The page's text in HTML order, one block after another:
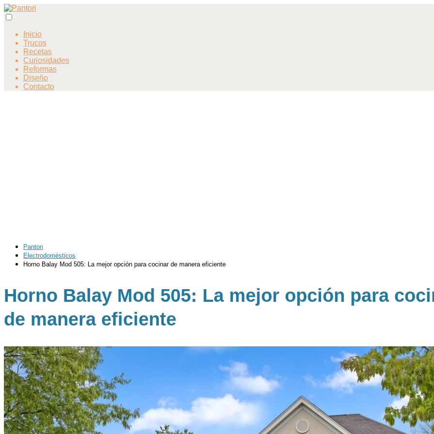
Inicio
Trucos
Recetas
Curiosidades
Reformas
Diseño
Contacto
Pantori
Electrodomésticos
Horno Balay Mod 505: La mejor opción para cocinar de manera eficiente
Horno Balay Mod 505: La mejor opción para
de manera eficiente